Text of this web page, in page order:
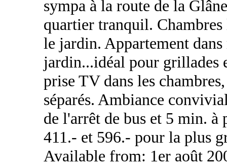
sympa à la route de la
quartier tranquil. Chambres
le jardin. Appartement
jardin...idéal pour grillades
prise TV dans les
séparés. Ambiance
de l'arrêt de bus et 5 min.
411.- et 596.- pour la plus
Available from: 1er août